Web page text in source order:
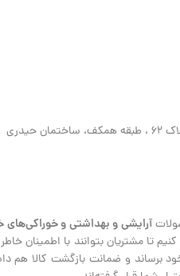
آرایشی و بهداشتی و
تا مشتریان بتوانند با
و ضمانت بازگشت کالا هم